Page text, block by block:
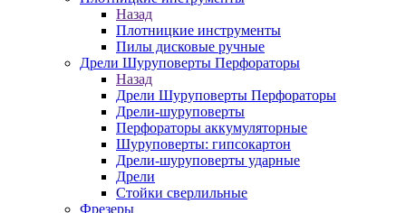
Назад
Плотницкие инструменты
Пилы дисковые ручные
Дрели Шуруповерты Перфораторы
Назад
Дрели Шуруповерты Перфораторы
Дрели-шуруповерты
Перфораторы аккумуляторные
Шуруповерты: гипсокартон
Дрели-шуруповерты ударные
Дрели
Стойки сверлильные
Фрезеры